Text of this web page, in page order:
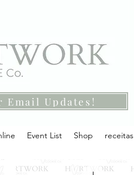
Email Updates!
Event List Shop receitas